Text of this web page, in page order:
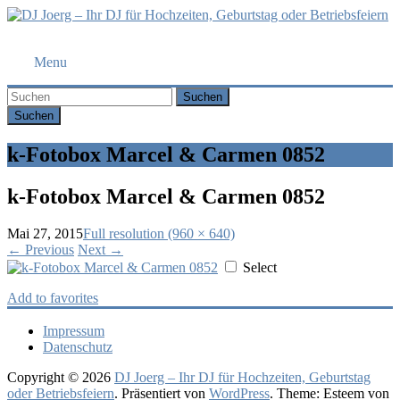
Joerg
–
Ihr
DJ
für
Hochzeiten,
Geburtstag
oder
Betriebsfeiern
Ihr
DJ
mit
über
Erfahrung
für
Ihre
Menu
Suchen
k-Fotobox Marcel & Carmen 0852
k-Fotobox Marcel & Carmen 0852
Mai 27, 2015Full resolution (960 × 640)
← Previous Next →
Select
Add to favorites
Impressum
Datenschutz
Copyright © 2026 DJ Joerg – Ihr DJ für Hochzeiten, Geburtstag
oder Betriebsfeiern. Präsentiert von WordPress. Theme: Esteem von